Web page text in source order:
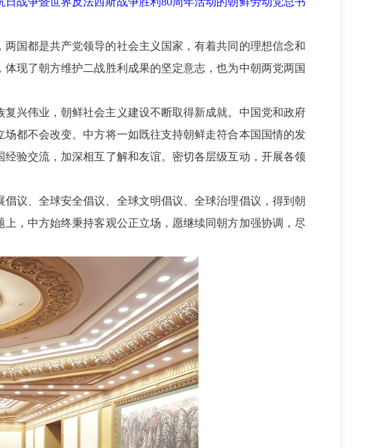
国都是共产党领导的社会主义国家，有着共同的理想信念和
现了朝方维护二战胜利成果的坚定意志，也为中朝两党两国
兴伟业，朝鲜社会主义建设不断取得新成就。中国党和政府
都不会改变。中方将一如既往支持朝鲜走符合本国国情的发
验交流，加深相互了解和友谊。密切各层级互动，开展各领
议、全球安全倡议、全球文明倡议、全球治理倡议，得到朝
，中方始终秉持客观公正立场，愿继续同朝方加强协调，尽